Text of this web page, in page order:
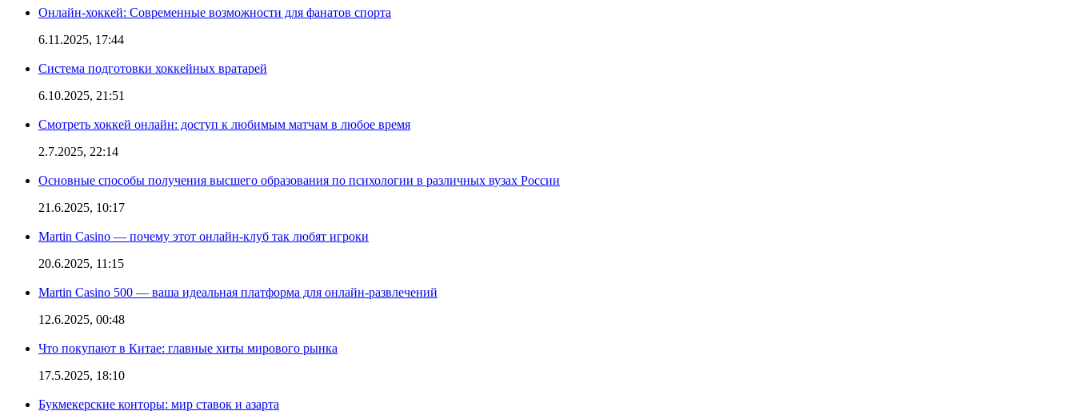
Онлайн-хоккей: Современные возможности для фанатов спорта
6.11.2025, 17:44
Система подготовки хоккейных вратарей
6.10.2025, 21:51
Смотреть хоккей онлайн: доступ к любимым матчам в любое время
2.7.2025, 22:14
Основные способы получения высшего образования по психологии в различных вузах России
21.6.2025, 10:17
Martin Casino — почему этот онлайн-клуб так любят игроки
20.6.2025, 11:15
Martin Casino 500 — ваша идеальная платформа для онлайн-развлечений
12.6.2025, 00:48
Что покупают в Китае: главные хиты мирового рынка
17.5.2025, 18:10
Букмекерские конторы: мир ставок и азарта